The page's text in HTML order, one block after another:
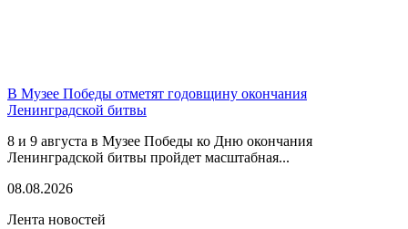
В Музее Победы отметят годовщину окончания
Ленинградской битвы
8 и 9 августа в Музее Победы ко Дню окончания
Ленинградской битвы пройдет масштабная...
08.08.2026
Лента новостей